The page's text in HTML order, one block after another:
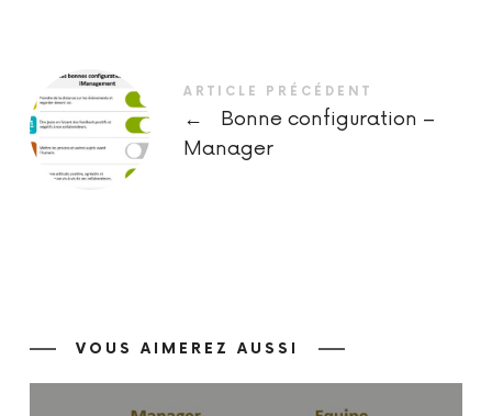
ARTICLE PRÉCÉDENT
←
Bonne configuration –
Manager
VOUS AIMEREZ AUSSI